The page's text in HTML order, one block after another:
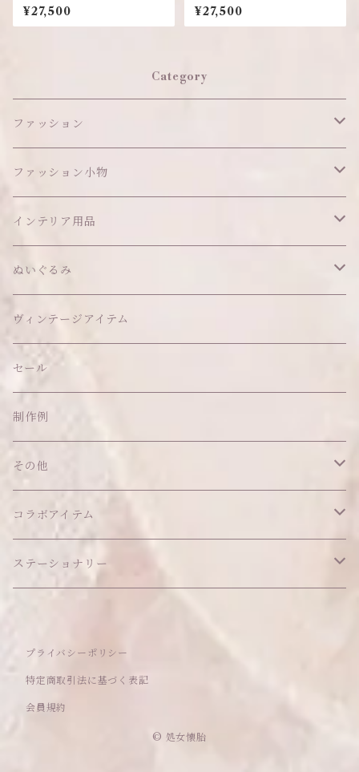
¥27,500 ¥27,500
Category
ファッション
ワンピース
アウター
トップス
ボトムス
ファッション小物
ヘッドアイテム
ヘアクリップ
ヘッドドレス
帽子
アクセサリー
イヤリング
ピアス
ソックス
バッグ
ショルダーバッグ
お散歩バッグ
ポーチ
コインケース
カードケース
キーホルダー
その他
インテリア用品
オブジェ
ウォールデコ
その他
ティッシュケース
クッション・座布団
ハンガー
マット
ぬいぐるみ
ぬいちゃん本体
アクセサリー
ヘッドドレス Sサイズ
ヘッドドレス Mサイズ
アウトフィット
その他
ヴィンテージアイテム
セール
制作例
その他
あこがれシリーズ
福音シリーズ
おもちゃ
セレクトアイテム
コラボアイテム
はるぽんの愛のつづき♡はるぽん生誕祭2026
ステーショナリー
プライバシーポリシー
特定商取引法に基づく表記
会員規約
© 処女懐胎